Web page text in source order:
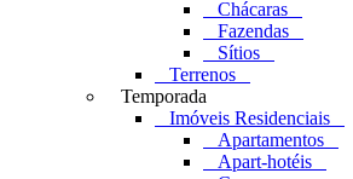
Chácaras
Fazendas
Sítios
Terrenos
Temporada
Imóveis Residenciais
Apartamentos
Apart-hotéis